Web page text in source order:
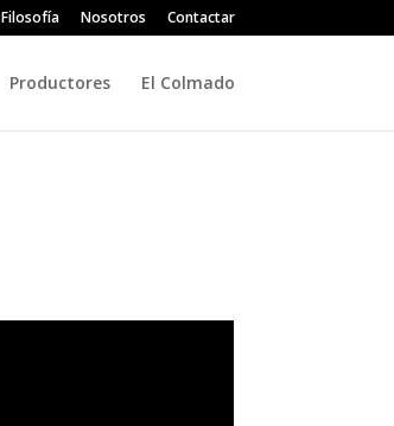
Filosofía Nosotros Contactar
Productores El Colmado